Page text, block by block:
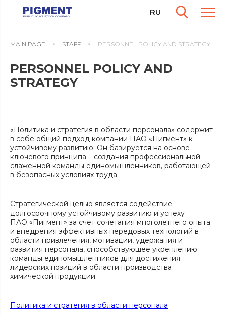
RU
MAIN PAGE STAFF PERSONNEL POLICY AND STRATEGY
PERSONNEL POLICY AND
STRATEGY
«Политика и стратегия в области персонала» содержит
в себе общий подход компании ПАО «Пигмент» к
устойчивому развитию. Он базируется на основе
ключевого принципа – создания профессиональной
слаженной команды единомышленников, работающей
в безопасных условиях труда.
Стратегической целью является содействие
долгосрочному устойчивому развитию и успеху
ПАО «Пигмент» за счет сочетания многолетнего опыта
и внедрения эффективных передовых технологий в
области привлечения, мотивации, удержания и
развития персонала, способствующее укреплению
команды единомышленников для достижения
лидерских позиций в области производства
химической продукции.
Политика и стратегия в области персонала